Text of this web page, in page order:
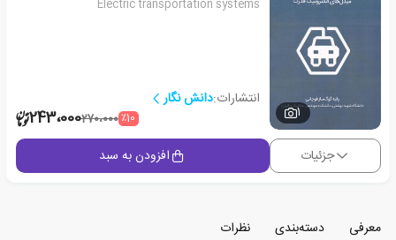
1
Electric transportation systems
انتشارات:دانش نگار
٪10270،000243،000
جزئیات افزودن به سبد
معرفی دسته‌بندی
نظرات